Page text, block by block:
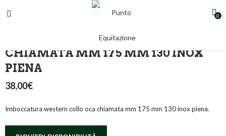
0
MORSO WESTERN COLLO OCA
CHIAMATA MM 175 MM 130 INOX
PIENA
38,00€
Imboccatura western collo oca chiamata mm 175 mm 130 inox piena.